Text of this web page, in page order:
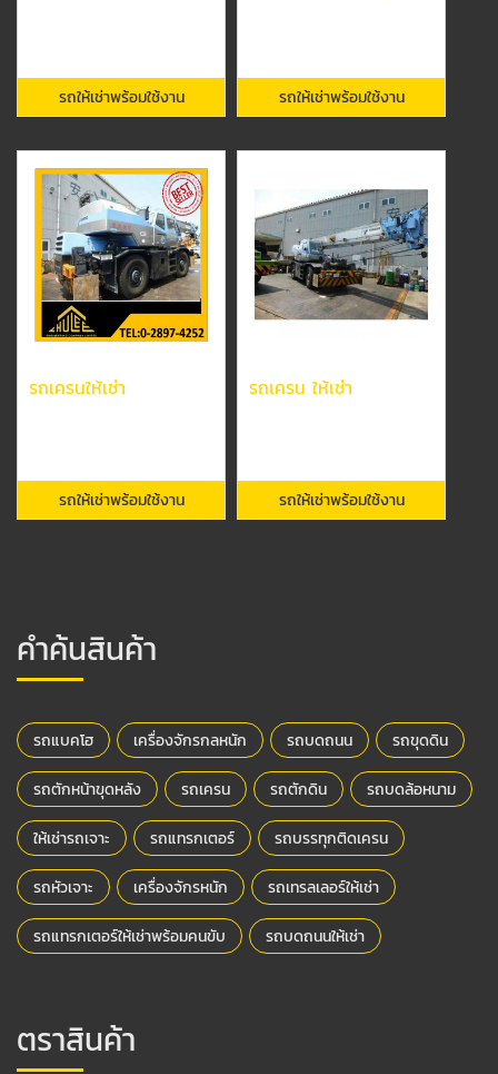
รถให้เช่าพร้อมใช้งาน รถให้เช่าพร้อมใช้งาน
รถเครนให้เช่า
รถให้เช่าพร้อมใช้งาน
รถเครน ให้เช่า
รถให้เช่าพร้อมใช้งาน
คำค้นสินค้า
รถแบคโฮ เครื่องจักรกลหนัก รถบดถนน รถขุดดิน
รถตักหน้าขุดหลัง รถเครน รถตักดิน รถบดล้อหนาม
ให้เช่ารถเจาะ รถแทรกเตอร์ รถบรรทุกติดเครน
รถหัวเจาะ เครื่องจักรหนัก รถเทรลเลอร์ให้เช่า
รถแทรกเตอร์ให้เช่าพร้อมคนขับ รถบดถนนให้เช่า
ตราสินค้า